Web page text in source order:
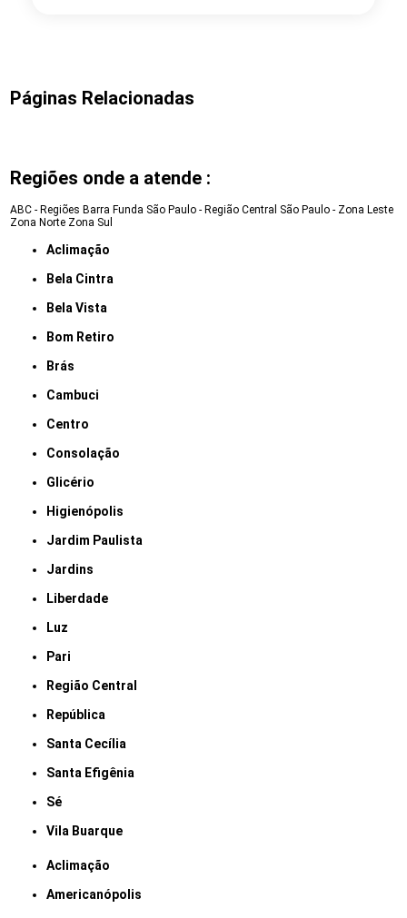
Páginas Relacionadas
Regiões onde a atende :
ABC - Regiões Barra Funda São Paulo - Região Central São Paulo - Zona Leste
Zona Norte Zona Sul
Aclimação
Bela Cintra
Bela Vista
Bom Retiro
Brás
Cambuci
Centro
Consolação
Glicério
Higienópolis
Jardim Paulista
Jardins
Liberdade
Luz
Pari
Região Central
República
Santa Cecília
Santa Efigênia
Sé
Vila Buarque
Aclimação
Americanópolis